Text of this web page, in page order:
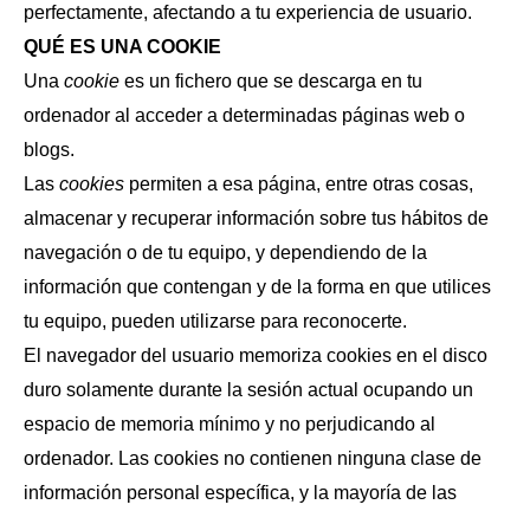
perfectamente, afectando a tu experiencia de usuario.
QUÉ ES UNA COOKIE
Una cookie es un fichero que se descarga en tu
ordenador al acceder a determinadas páginas web o
blogs.
Las cookies permiten a esa página, entre otras cosas,
almacenar y recuperar información sobre tus hábitos de
navegación o de tu equipo, y dependiendo de la
información que contengan y de la forma en que utilices
tu equipo, pueden utilizarse para reconocerte.
El navegador del usuario memoriza cookies en el disco
duro solamente durante la sesión actual ocupando un
espacio de memoria mínimo y no perjudicando al
ordenador. Las cookies no contienen ninguna clase de
información personal específica, y la mayoría de las